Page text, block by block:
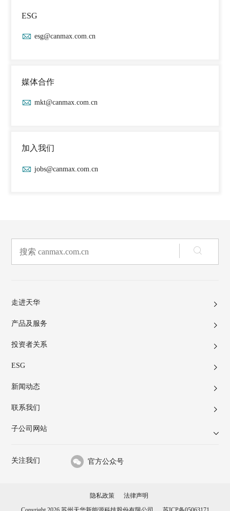
ESG
esg@canmax.com.cn
媒体合作
mkt@canmax.com.cn
加入我们
jobs@canmax.com.cn
走进天华
产品及服务
投资者关系
ESG
新闻动态
联系我们
子公司网站
关注我们 官方公众号
隐私政策
法律声明